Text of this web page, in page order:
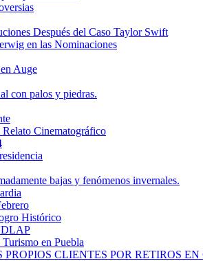
Después del Caso Taylor Swift
en las Nominaciones
Auge
con palos y piedras.
Relato Cinematográfico
bajas y fenómenos invernales.
Histórico
en Puebla
CLIENTES POR RETIROS EN